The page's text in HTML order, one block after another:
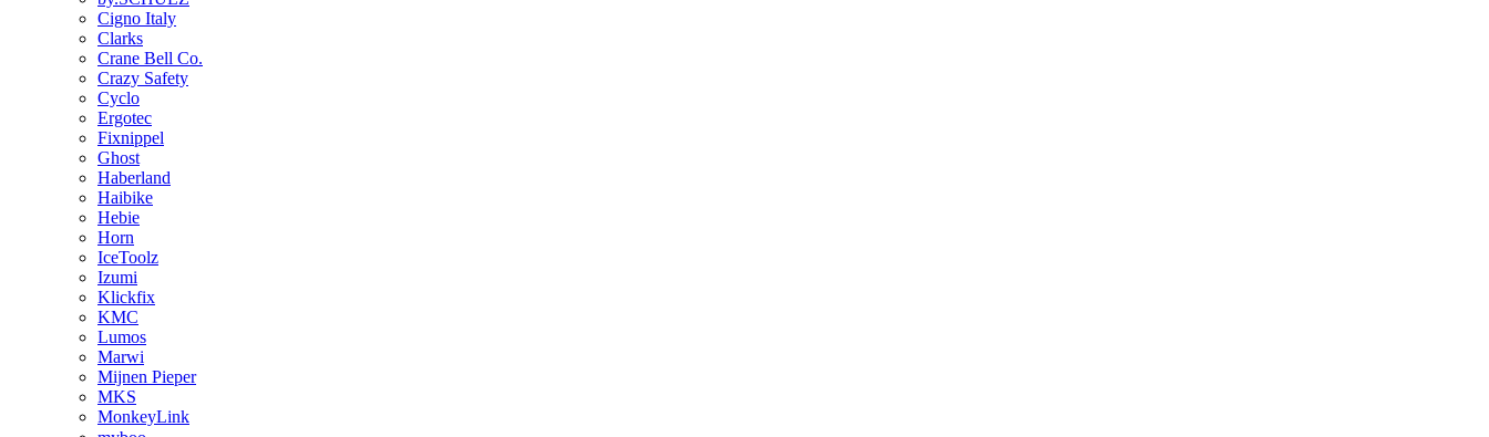
Cigno Italy
Clarks
Crane Bell Co.
Crazy Safety
Cyclo
Ergotec
Fixnippel
Ghost
Haberland
Haibike
Hebie
Horn
IceToolz
Izumi
Klickfix
KMC
Lumos
Marwi
Mijnen Pieper
MKS
MonkeyLink